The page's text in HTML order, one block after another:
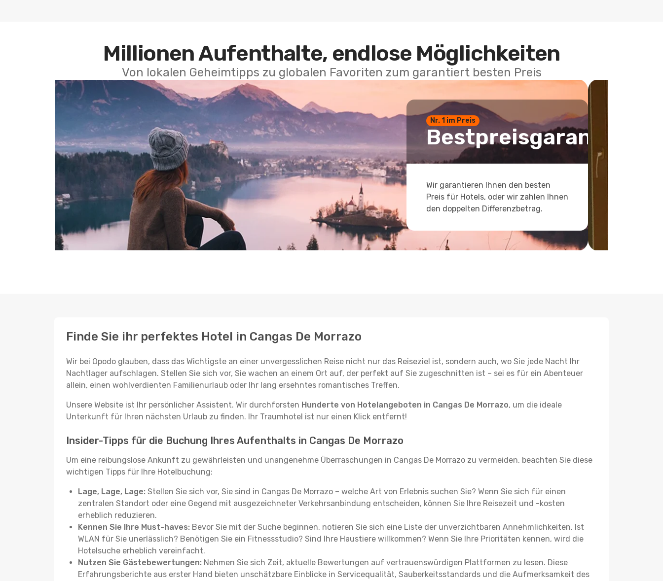
Millionen Aufenthalte, endlose Möglichkeiten
Von lokalen Geheimtipps zu globalen Favoriten zum garantiert besten Preis
Nr. 1 im Preis
Bestpreisgarantie
Wir garantieren Ihnen den besten
Preis für Hotels, oder wir zahlen Ihnen
den doppelten Differenzbetrag.
Finde Sie ihr perfektes Hotel in Cangas De Morrazo
Wir bei Opodo glauben, dass das Wichtigste an einer unvergesslichen Reise nicht nur das Reiseziel ist, sondern auch, wo Sie jede Nacht Ihr
Nachtlager aufschlagen. Stellen Sie sich vor, Sie wachen an einem Ort auf, der perfekt auf Sie zugeschnitten ist – sei es für ein Abenteuer
allein, einen wohlverdienten Familienurlaub oder Ihr lang ersehntes romantisches Treffen.
Unsere Website ist Ihr persönlicher Assistent. Wir durchforsten Hunderte von Hotelangeboten in Cangas De Morrazo, um die ideale
Unterkunft für Ihren nächsten Urlaub zu finden. Ihr Traumhotel ist nur einen Klick entfernt!
Insider-Tipps für die Buchung Ihres Aufenthalts in Cangas De Morrazo
Um eine reibungslose Ankunft zu gewährleisten und unangenehme Überraschungen in Cangas De Morrazo zu vermeiden, beachten Sie diese
wichtigen Tipps für Ihre Hotelbuchung:
Lage, Lage, Lage: Stellen Sie sich vor, Sie sind in Cangas De Morrazo – welche Art von Erlebnis suchen Sie? Wenn Sie sich für einen
zentralen Standort oder eine Gegend mit ausgezeichneter Verkehrsanbindung entscheiden, können Sie Ihre Reisezeit und -kosten
erheblich reduzieren.
Kennen Sie Ihre Must-haves: Bevor Sie mit der Suche beginnen, notieren Sie sich eine Liste der unverzichtbaren Annehmlichkeiten. Ist
WLAN für Sie unerlässlich? Benötigen Sie ein Fitnessstudio? Sind Ihre Haustiere willkommen? Wenn Sie Ihre Prioritäten kennen, wird die
Hotelsuche erheblich vereinfacht.
Nutzen Sie Gästebewertungen: Nehmen Sie sich Zeit, aktuelle Bewertungen auf vertrauenswürdigen Plattformen zu lesen. Diese
Erfahrungsberichte aus erster Hand bieten unschätzbare Einblicke in Servicequalität, Sauberkeitsstandards und die Aufmerksamkeit des